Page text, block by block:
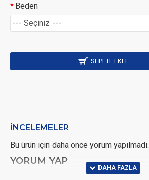
Beden
SEPETE EKLE
İNCELEMELER
Bu ürün için daha önce yorum yapılmadı.
YORUM YAP